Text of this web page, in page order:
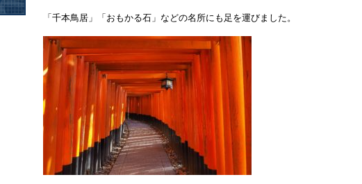
「千本鳥居」「おもかる石」などの名所にも足を運びました。